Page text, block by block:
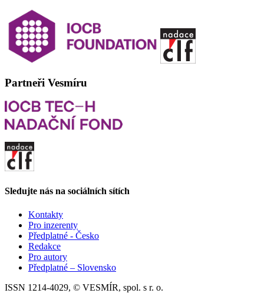
Partneři Vesmíru
Sledujte nás na sociálních sítích
Kontakty
Pro inzerenty
Předplatné - Česko
Redakce
Pro autory
Předplatné – Slovensko
ISSN 1214-4029, © VESMÍR, spol. s r. o.